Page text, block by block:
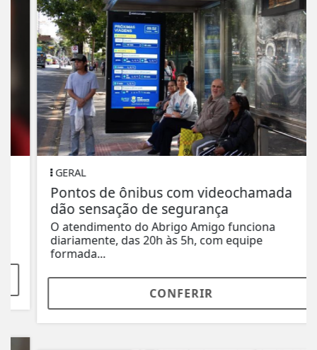
GERAL
Pontos de ônibus com videochamada
dão sensação de segurança
O atendimento do Abrigo Amigo funciona
diariamente, das 20h às 5h, com equipe
formada...
CONFERIR